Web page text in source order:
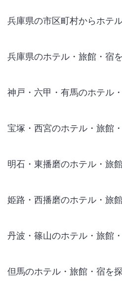
兵庫県の市区町村からホテ
兵庫県のホテル・旅館・宿
神戸・六甲・有馬のホテル
宝塚・西宮のホテル・旅館
明石・東播磨のホテル・旅
姫路・西播磨のホテル・旅
丹波・篠山のホテル・旅館
但馬のホテル・旅館・宿を